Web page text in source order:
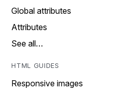
Global attributes
Attributes
See all…
HTML GUIDES
Responsive images